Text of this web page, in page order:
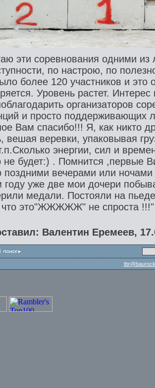
эти соревнования одними из
по настрою, по
более 120 участников и это
Уровень растет.
организаторов
и просто поддерживающих
Вам спасибо!!! Я, как никто
вешая веревки, упаковывая
энергии, сил и
не будет:) . Помнится ,первые
поздними вечерами или
году уже две мои дочери
медали. Постояли на
это"ЖЖЖЖЖ" не спроста !!!"
Валентин Еремеев,